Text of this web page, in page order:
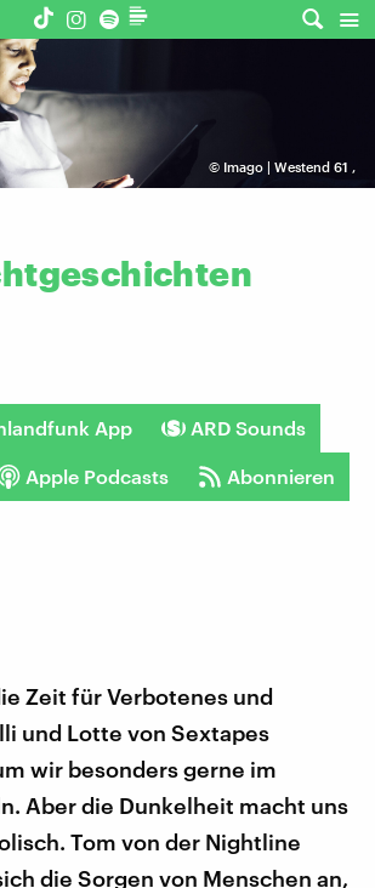
© Imago | Westend 61 ,
App ARD Sounds
Apple Podcasts Abonnieren
Zeit für Verbotenes und
und Lotte von Sextapes
wir besonders gerne im
Aber die Dunkelheit macht uns
Tom von der Nightline
die Sorgen von Menschen an,